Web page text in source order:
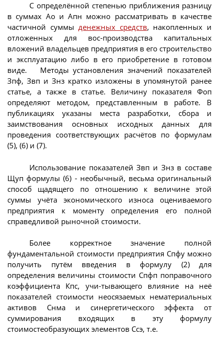
С определённой степенью приближения разницу
в суммах Ао и Апн можно рассматривать в качестве
частичной суммыденежных средств, накопленных и
отложенных для вос-производства капитальных
вложений владельцев предприятия в его строительство
и эксплуатацию либо в его приобретение в готовом
виде. Методы установления значений показателей
Зпф, Звп и Знз кратко изложены в упомянутой ранее
статье, а также в статье. Величину показателя Фоп
определяют методом, представленным в работе. В
публикациях указаны места разработки, сбора и
заимствования основных исходных данных для
проведения соответствующих расчётов по формулам
(5), (6) и (7).
Использование показателей Звп и Знз в составе
Щуп формулы (6) - необычный, весьма оригинальный
способ щадящего по отношению к величине этой
суммы учёта экономического износа оцениваемого
предприятия к моменту определения его полной
справедливой рыночной стоимости.
Более корректное значение полной
фундаментальной стоимости предприятия Спфу можно
получить путём введения в формулу (2) для
определения величины стоимости Спфп поправочного
коэффициента Кпс, учи-тывающего влияние на неё
показателей стоимости неосязаемых нематериальных
активов Снма и синергетического эффекта от
суммирования входящих в эту формулу
стоимостеобразующих элементов Ссэ, т.е.